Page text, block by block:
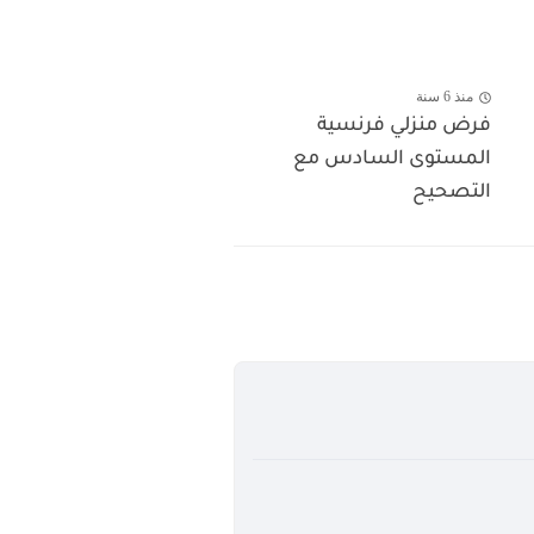
منذ 6 سنة
فرض منزلي فرنسية
المستوى السادس مع
التصحيح